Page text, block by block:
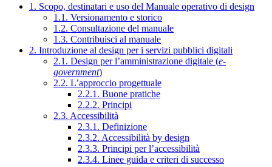
1. Scopo, destinatari e uso del Manuale operativo di design
1.1. Versionamento e storico
1.2. Consultazione del manuale
1.3. Contribuisci al manuale
2. Introduzione al design per i servizi pubblici digitali
2.1. Design per l’amministrazione digitale (e-
government)
2.2. L’approccio progettuale
2.2.1. Buone pratiche
2.2.2. Principi
2.3. Accessibilità
2.3.1. Definizione
2.3.2. Accessibilità by design
2.3.3. Principi per l’accessibilità
2.3.4. Linee guida e criteri di successo